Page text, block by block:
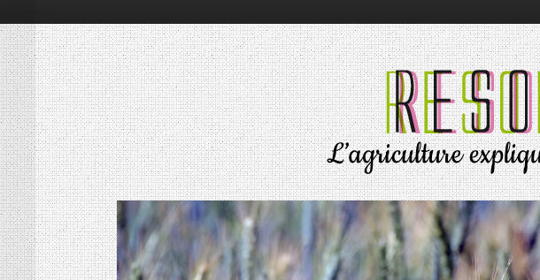
RÉSONNANCES
ALIMENTATION
ÉCONOMIE
ENVIRONNEMENT
INNOVATION
PORTRAITS
SOCIÉTÉ